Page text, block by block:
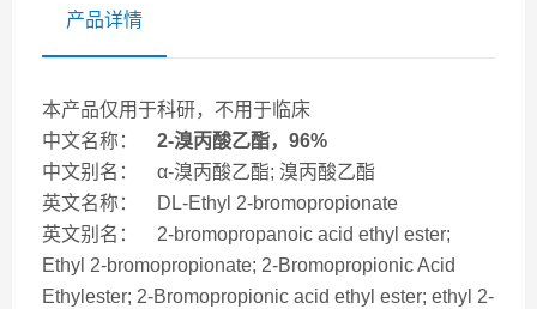
产品详情
本产品仅用于科研，不用于临床
中文名称： 2-溴丙酸乙酯，96%
中文别名： α-溴丙酸乙酯; 溴丙酸乙酯
英文名称： DL-Ethyl 2-bromopropionate
英文别名： 2-bromopropanoic acid ethyl ester;
Ethyl 2-bromopropionate; 2-Bromopropionic Acid
Ethylester; 2-Bromopropionic acid ethyl ester; ethyl 2-